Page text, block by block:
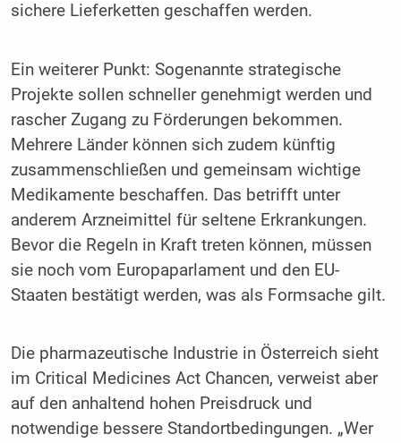
sichere Lieferketten geschaffen werden.
Ein weiterer Punkt: Sogenannte strategische
Projekte sollen schneller genehmigt werden und
rascher Zugang zu Förderungen bekommen.
Mehrere Länder können sich zudem künftig
zusammenschließen und gemeinsam wichtige
Medikamente beschaffen. Das betrifft unter
anderem Arzneimittel für seltene Erkrankungen.
Bevor die Regeln in Kraft treten können, müssen
sie noch vom Europaparlament und den EU-
Staaten bestätigt werden, was als Formsache gilt.
Die pharmazeutische Industrie in Österreich sieht
im Critical Medicines Act Chancen, verweist aber
auf den anhaltend hohen Preisdruck und
notwendige bessere Standortbedingungen. „Wer